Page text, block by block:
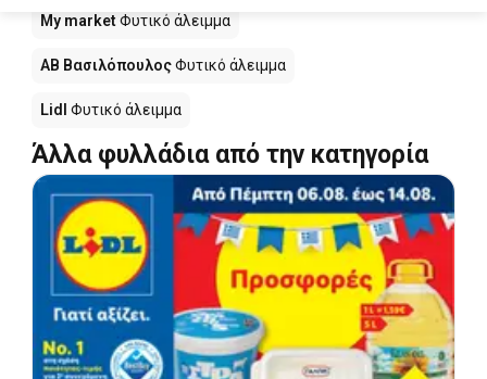
My marketΦυτικό άλειμμα
ΑΒ ΒασιλόπουλοςΦυτικό άλειμμα
Lidl Φυτικό άλειμμα
Άλλα φυλλάδια από την κατηγορία